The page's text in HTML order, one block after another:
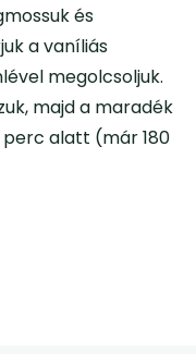
és
a vaníliás
megolcsoljuk.
majd a maradék
alatt (már 180